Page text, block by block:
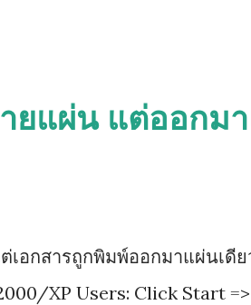
ยแผ่น แต่ออกม
อกสารถูกพิมพ์ออกมาแผ่นเดีย
XP Users: Click Start =>